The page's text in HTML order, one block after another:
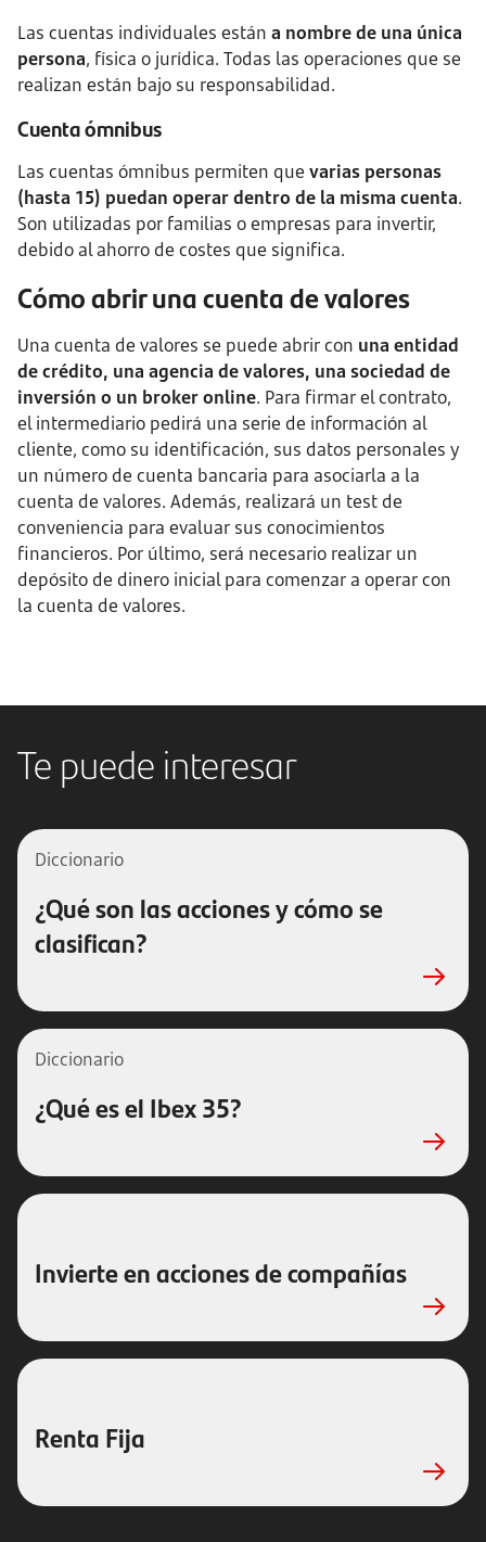
Las cuentas individuales están a nombre de una única
persona, física o jurídica. Todas las operaciones que se
realizan están bajo su responsabilidad.
Cuenta ómnibus
Las cuentas ómnibus permiten que varias personas
(hasta 15) puedan operar dentro de la misma cuenta.
Son utilizadas por familias o empresas para invertir,
debido al ahorro de costes que significa.
Cómo abrir una cuenta de valores
Una cuenta de valores se puede abrir con una entidad
de crédito, una agencia de valores, una sociedad de
inversión o un broker online. Para firmar el contrato,
el intermediario pedirá una serie de información al
cliente, como su identificación, sus datos personales y
un número de cuenta bancaria para asociarla a la
cuenta de valores. Además, realizará un test de
conveniencia para evaluar sus conocimientos
financieros. Por último, será necesario realizar un
depósito de dinero inicial para comenzar a operar con
la cuenta de valores.
Te puede interesar
Diccionario
¿Qué son las acciones y cómo se
clasifican?
Diccionario
¿Qué es el Ibex 35?
Invierte en acciones de compañías
Renta Fija